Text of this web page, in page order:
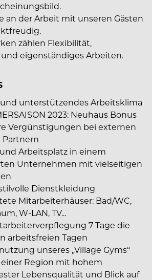
an der Arbeit mit unseren Gästen
zählen Flexibilität,
eigenständiges Arbeiten.
unterstützendes Arbeitsklima
2023: Neuhaus Bonus
Vergünstigungen bei externen
Arbeitsplatz in einem
Unternehmen mit vielseitigen
Dienstkleidung
Mitarbeiterhäuser: Bad/WC,
W-LAN, TV...
7 Tage die
arbeitsfreien Tagen
unseres „Village Gyms“
Region mit hohem
Lebensqualität und Blick auf